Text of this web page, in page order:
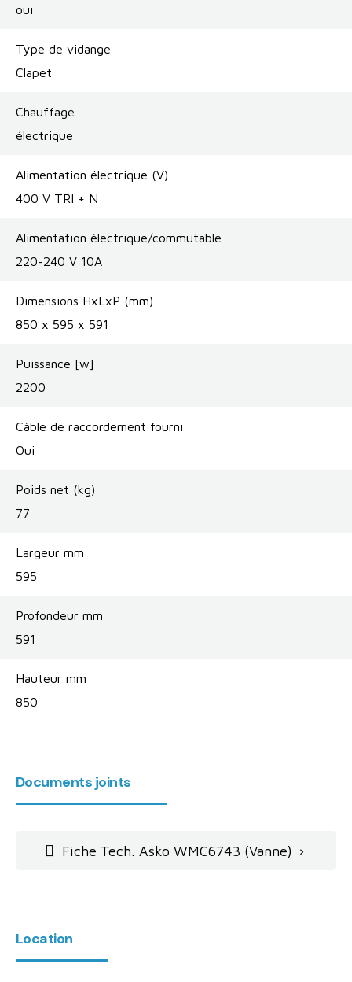
oui
Type de vidange
Clapet
Chauffage
électrique
Alimentation électrique (V)
400 V TRI + N
Alimentation électrique/commutable
220-240 V 10A
Dimensions HxLxP (mm)
850 x 595 x 591
Puissance [w]
2200
Câble de raccordement fourni
Oui
Poids net (kg)
77
Largeur mm
595
Profondeur mm
591
Hauteur mm
850
Documents joints
Fiche Tech. Asko WMC6743 (Vanne) 
Location